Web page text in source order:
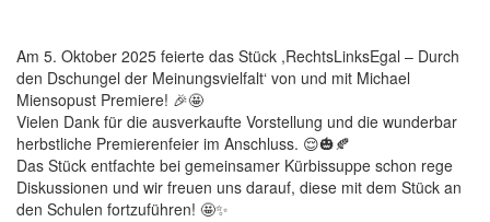
Am 5. Oktober 2025 feierte das Stück ,RechtsLinksEgal – Durch
den Dschungel der Meinungsvielfalt‘ von und mit Michael
Miensopust Premiere! 🎉🤩
Vielen Dank für die ausverkaufte Vorstellung und die wunderbar
herbstliche Premierenfeier im Anschluss. 😌🎃🍂
Das Stück entfachte bei gemeinsamer Kürbissuppe schon rege
Diskussionen und wir freuen uns darauf, diese mit dem Stück an
den Schulen fortzuführen! 🤩✨